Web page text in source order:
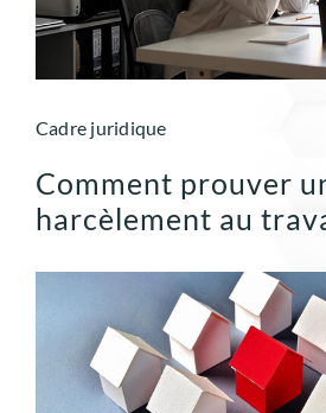
Cadre juridique
Comment prouver
harcèlement au